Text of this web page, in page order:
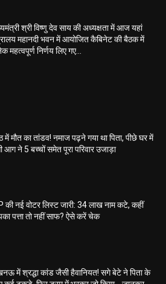
श्री विष्णु देव साय की अध्यक्षता में आज यहां
महानदी भवन में आयोजित कैबिनेट की बैठक में
महत्वपूर्ण निर्णय लिए गए...
में मौत का तांडव! नमाज पढ़ने गया था पिता, पीछे घर में
आग ने 5 बच्चों समेत पूरा परिवार उजाड़ा
की नई वोटर लिस्ट जारी: 34 लाख नाम कटे, कहीं
पत्ता तो नहीं साफ? ऐसे करें चेक
में श्रद्धा कांड जैसी हैवानियत! सगे बेटे ने पिता के